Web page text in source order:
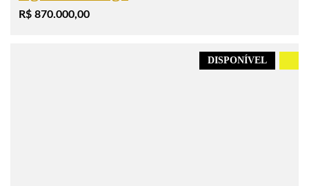
R$ 870.000,00
DISPONÍVEL